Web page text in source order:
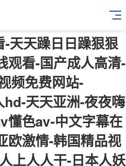
天天躁日日躁狠狠
观看-国产成人高清-
频免费网站-
天天亚洲-夜夜嗨
懂色av-中文字幕在
欧激情-韩国精品视
上人人干-日本人妖